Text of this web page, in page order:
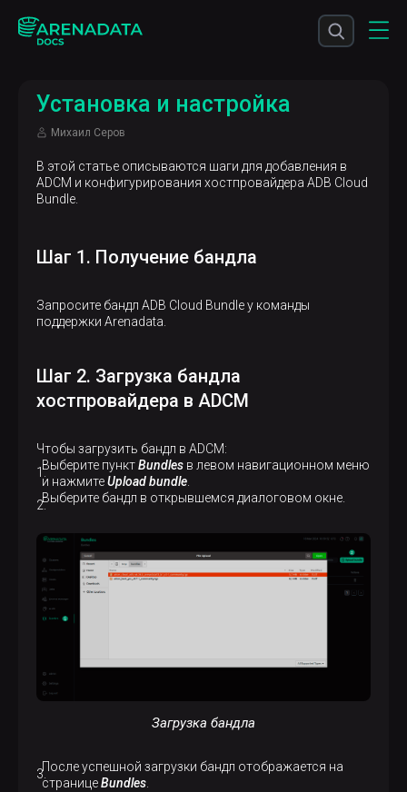
Установка и настройка
Михаил Серов
В этой статье описываются шаги для добавления в
ADCM и конфигурирования хостпровайдера ADB Cloud
Bundle.
Шаг 1. Получение бандла
Запросите бандл ADB Cloud Bundle у команды
поддержки Arenadata.
Шаг 2. Загрузка бандла
хостпровайдера в ADCM
Чтобы загрузить бандл в ADCM:
Выберите пунктBundles в левом навигационном меню
и нажмитеUpload bundle
Выберите бандл в открывшемся диалоговом окне.
Загрузка бандла
После успешной загрузки бандл отображается на
страницеBundles